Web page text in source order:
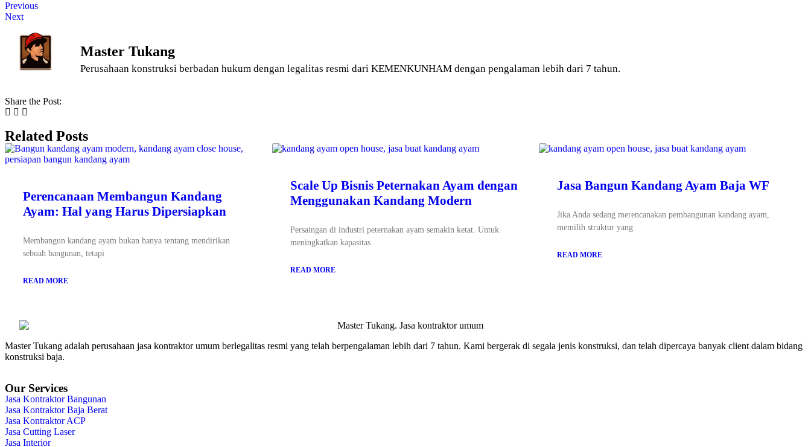
Previous
Next
Master Tukang
Perusahaan konstruksi berbadan hukum dengan legalitas resmi dari KEMENKUNHAM dengan pengalaman lebih dari 7 tahun.
Share the Post:
Related Posts
Perencanaan Membangun Kandang
Ayam: Hal yang Harus Dipersiapkan
Membangun kandang ayam bukan hanya tentang mendirikan
sebuah bangunan, tetapi
READ MORE
Scale Up Bisnis Peternakan Ayam dengan
Menggunakan Kandang Modern
Persaingan di industri peternakan ayam semakin ketat. Untuk
meningkatkan kapasitas
READ MORE
Jasa Bangun Kandang Ayam Baja WF
Jika Anda sedang merencanakan pembangunan kandang ayam,
memilih struktur yang
READ MORE
Master Tukang adalah perusahaan jasa kontraktor umum berlegalitas resmi yang telah berpengalaman lebih dari 7 tahun. Kami bergerak di segala jenis konstruksi, dan telah dipercaya banyak client dalam bidang
konstruksi baja.
Our Services
Jasa Kontraktor Bangunan
Jasa Kontraktor Baja Berat
Jasa Kontraktor ACP
Jasa Cutting Laser
Jasa Interior